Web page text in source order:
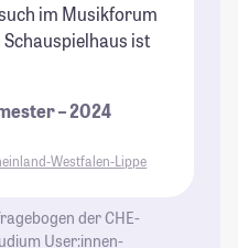
im Musikforum
ist
– 2024
Westfalen-Lippe
der CHE-
User:innen-